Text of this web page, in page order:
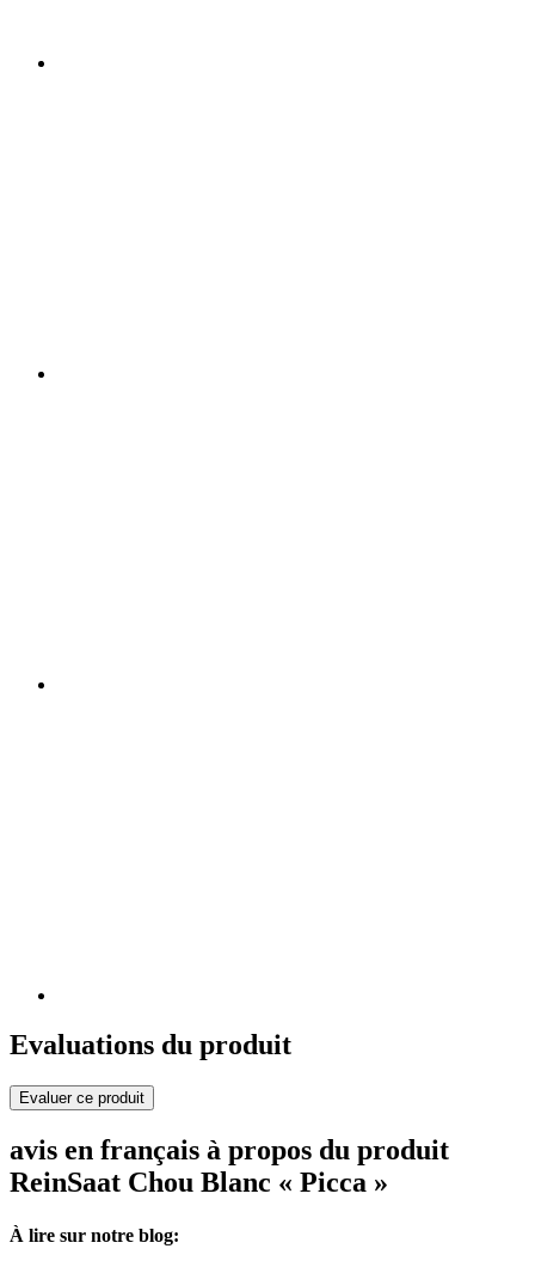
Evaluations du produit
Evaluer ce produit
avis en français à propos du produit
ReinSaat Chou Blanc « Picca »
À lire sur notre blog: